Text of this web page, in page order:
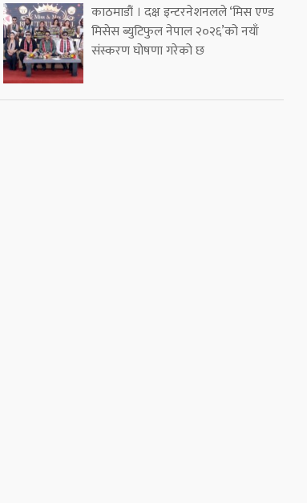
काठमाडौं । दक्ष इन्टरनेशनलले ‘मिस एण्ड
मिसेस ब्युटिफुल नेपाल २०२६’को नयाँ
संस्करण घोषणा गरेको छ